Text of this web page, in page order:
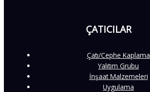
ÇATICILAR
Çatı/Cephe Kaplama
Yalıtım Grubu
İnşaat Malzemeleri
Uygulama